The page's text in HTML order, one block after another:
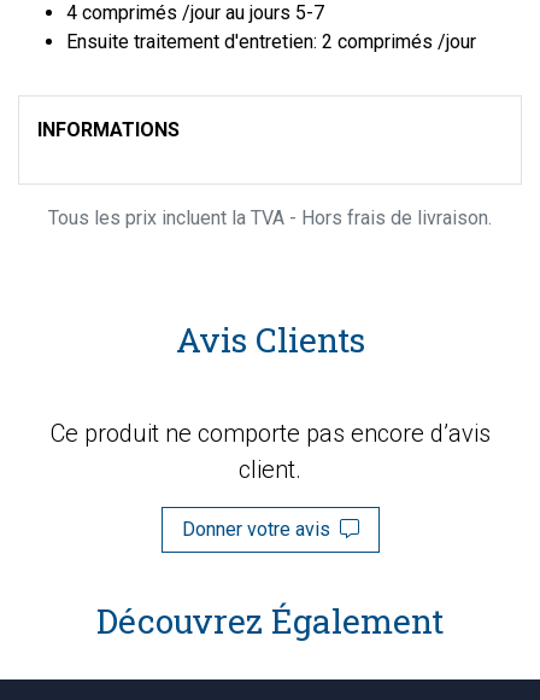
4 comprimés /jour au jours 5-7
Ensuite traitement d'entretien: 2 comprimés /jour
INFORMATIONS
Tous les prix incluent la TVA - Hors frais de livraison.
Avis Clients
Ce produit ne comporte pas encore d’avis
client.
Donner votre avis
Découvrez Également